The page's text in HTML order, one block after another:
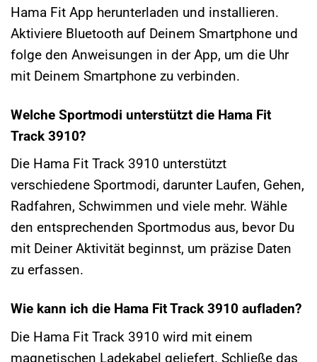
Hama Fit App herunterladen und installieren.
Aktiviere Bluetooth auf Deinem Smartphone und
folge den Anweisungen in der App, um die Uhr
mit Deinem Smartphone zu verbinden.
Welche Sportmodi unterstützt die Hama Fit
Track 3910?
Die Hama Fit Track 3910 unterstützt
verschiedene Sportmodi, darunter Laufen, Gehen,
Radfahren, Schwimmen und viele mehr. Wähle
den entsprechenden Sportmodus aus, bevor Du
mit Deiner Aktivität beginnst, um präzise Daten
zu erfassen.
Wie kann ich die Hama Fit Track 3910 aufladen?
Die Hama Fit Track 3910 wird mit einem
magnetischen Ladekabel geliefert. Schließe das